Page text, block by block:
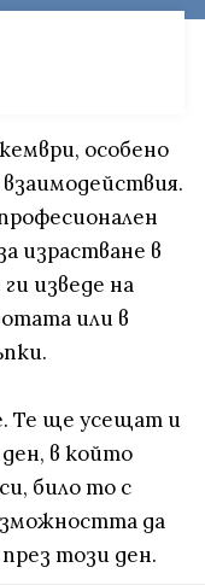
особено
израстване в
изведе на
или в
Те ще усещат и
в който
било то с
да
този ден.